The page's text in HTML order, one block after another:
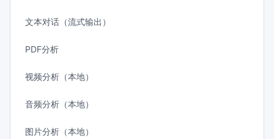
文本对话（流式输出）
PDF分析
视频分析（本地）
音频分析（本地）
图片分析（本地）